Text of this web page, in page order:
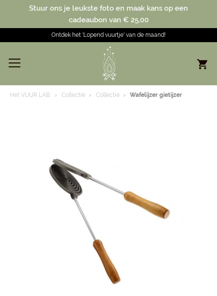
Stuur ons je leukste foto en maak kans op een
cadeaubon van € 25,00
Ontdek het 'Lopend vuurtje' van de maand!
Het VUUR LAB. Collectie Collectie Wafelijzer gietijzer